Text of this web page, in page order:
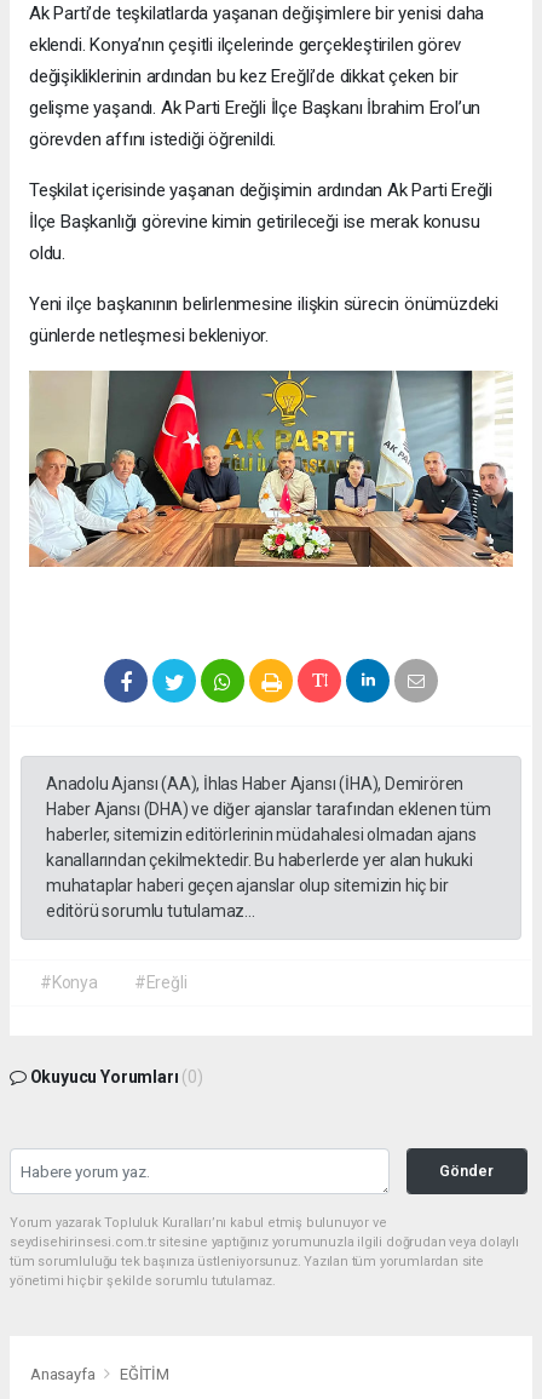
Ak Parti’de teşkilatlarda yaşanan değişimlere bir yenisi daha
eklendi. Konya’nın çeşitli ilçelerinde gerçekleştirilen görev
değişikliklerinin ardından bu kez Ereğli’de dikkat çeken bir
gelişme yaşandı. Ak Parti Ereğli İlçe Başkanı İbrahim Erol’un
görevden affını istediği öğrenildi.
Teşkilat içerisinde yaşanan değişimin ardından Ak Parti Ereğli
İlçe Başkanlığı görevine kimin getirileceği ise merak konusu
oldu.
Yeni ilçe başkanının belirlenmesine ilişkin sürecin önümüzdeki
günlerde netleşmesi bekleniyor.
Anadolu Ajansı (AA), İhlas Haber Ajansı (İHA), Demirören
Haber Ajansı (DHA) ve diğer ajanslar tarafından eklenen tüm
haberler, sitemizin editörlerinin müdahalesi olmadan ajans
kanallarından çekilmektedir. Bu haberlerde yer alan hukuki
muhataplar haberi geçen ajanslar olup sitemizin hiç bir
editörü sorumlu tutulamaz...
#Konya #Ereğli
Okuyucu Yorumları (0)
Gönder
Yorum yazarak Topluluk Kuralları’nı kabul etmiş bulunuyor ve
seydisehirinsesi.com.tr sitesine yaptığınız yorumunuzla ilgili doğrudan veya dolaylı
tüm sorumluluğu tek başınıza üstleniyorsunuz. Yazılan tüm yorumlardan site
yönetimi hiçbir şekilde sorumlu tutulamaz.
Anasayfa EĞİTİM